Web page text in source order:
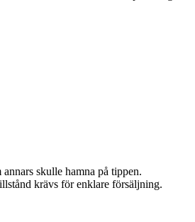
skulle hamna på tippen.
krävs för enklare försäljning.